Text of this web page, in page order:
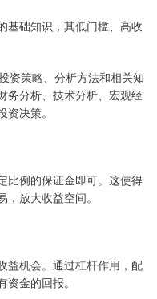
基础知识，其低门槛、高收
资策略、分析方法和相关知
务分析、技术分析、宏观经
决策。
比例的保证金即可。这使得
放大收益空间。
益机会。通过杠杆作用，配
金的回报。